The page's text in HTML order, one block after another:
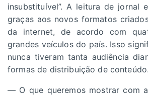
insubstituível”. A leitura de jornal
graças aos novos formatos
da internet, de acordo com
grandes veículos do país. Isso
nunca tiveram tanta audiência
formas de distribuição de conteúdo.
— O que queremos mostrar com